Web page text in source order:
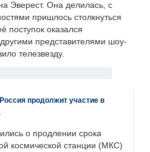
Эверест. Она делилась, с
пришлось столкнуться
поступок оказался
представителями шоу-
телезвезду.
продолжит участие в
о продлении срока
космической станции (МКС)